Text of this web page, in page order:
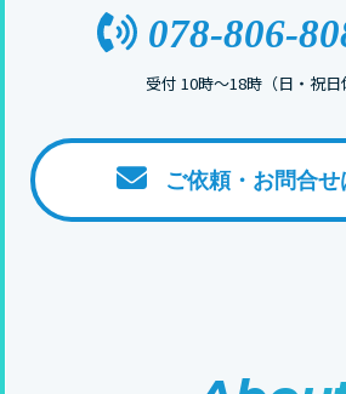
受付 10時〜18時（日・祝日
ご依頼・お問合せ